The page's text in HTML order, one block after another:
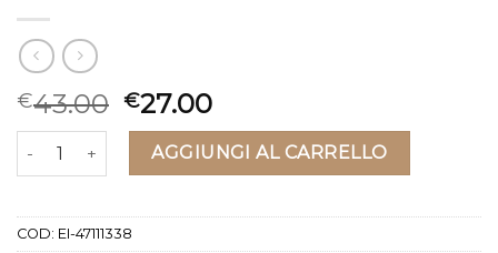
€43.00 €27.00
borsello prima classe quantitàAGGIUNGI AL CARRELLO
COD: EI-47111338